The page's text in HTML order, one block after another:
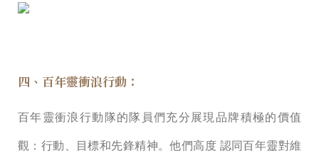
四、百年靈衝浪行動：
百年靈衝浪⾏動隊的隊員們充分展現品牌積極的價值
觀：⾏動、⽬標和先鋒精神。他們⾼度 認同百年靈對維